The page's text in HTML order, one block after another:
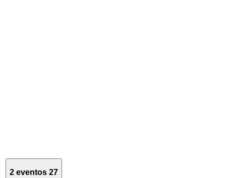
2 eventos 27